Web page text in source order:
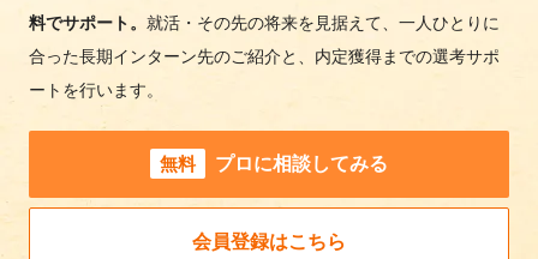
料でサポート。 就活・その先の将来を見据えて、一人ひとりに
合った長期インターン先のご紹介と、内定獲得までの選考サポ
ートを行います。
無料 プロに相談してみる
会員登録はこちら